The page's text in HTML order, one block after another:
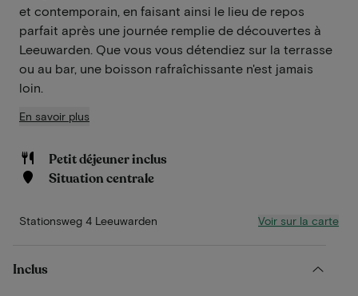
et contemporain, en faisant ainsi le lieu de repos
parfait après une journée remplie de découvertes à
Leeuwarden. Que vous vous détendiez sur la terrasse
ou au bar, une boisson rafraîchissante n'est jamais
loin.
En savoir plus
Petit déjeuner inclus
Situation centrale
Stationsweg 4 Leeuwarden Voir sur la carte
Inclus